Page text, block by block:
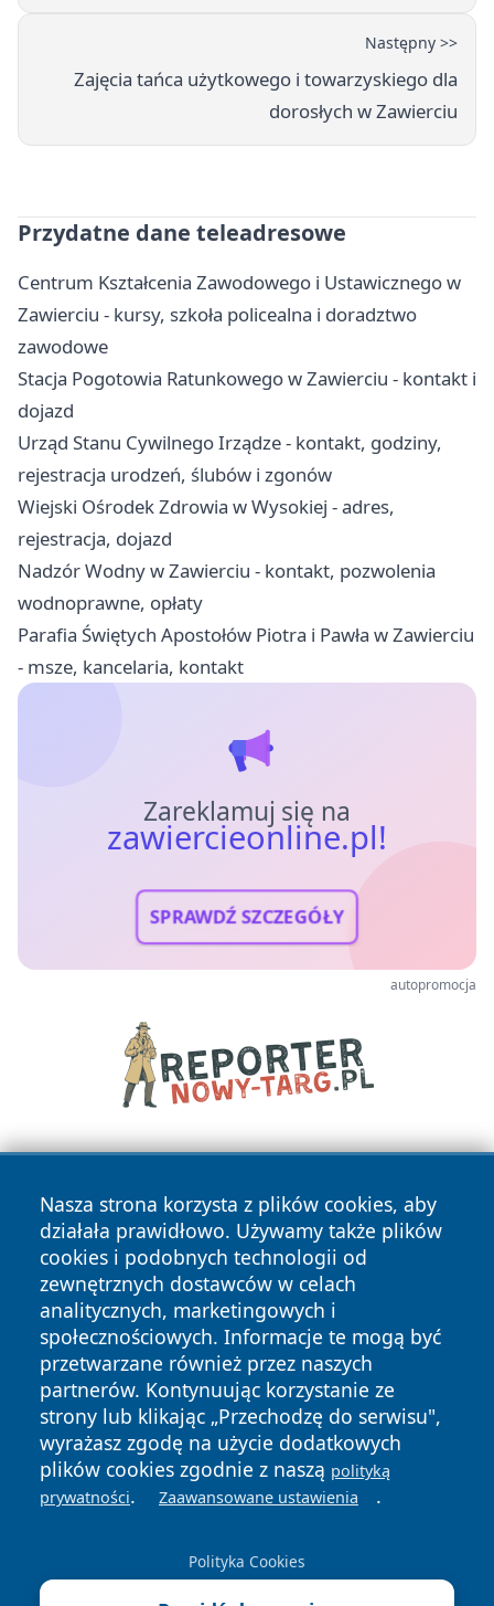
Następny >>
Zajęcia tańca użytkowego i towarzyskiego dla
dorosłych w Zawierciu
Przydatne dane teleadresowe
Centrum Kształcenia Zawodowego i Ustawicznego w
Zawierciu - kursy, szkoła policealna i doradztwo
zawodowe
Stacja Pogotowia Ratunkowego w Zawierciu - kontakt i
dojazd
Urząd Stanu Cywilnego Irządze - kontakt, godziny,
rejestracja urodzeń, ślubów i zgonów
Wiejski Ośrodek Zdrowia w Wysokiej - adres,
rejestracja, dojazd
Nadzór Wodny w Zawierciu - kontakt, pozwolenia
wodnoprawne, opłaty
Parafia Świętych Apostołów Piotra i Pawła w Zawierciu
- msze, kancelaria, kontakt
Zareklamuj się na
zawiercieonline.pl!
SPRAWDŹ SZCZEGÓŁY
autopromocja
Nasza strona korzysta z plików cookies, aby
działała prawidłowo. Używamy także plików
cookies i podobnych technologii od
zewnętrznych dostawców w celach
analitycznych, marketingowych i
społecznościowych. Informacje te mogą być
przetwarzane również przez naszych
partnerów. Kontynuując korzystanie ze
strony lub klikając „Przechodzę do serwisu",
wyrażasz zgodę na użycie dodatkowych
plików cookies zgodnie z naszą polityką
prywatności. Zaawansowane ustawienia .
Polityka Cookies
Copyright © 2026 zawiercieonline.pl Wszystkie prawa
zastrzeżone.
News Autorzy
Polityka
Prywatności
Polityka
Cookies